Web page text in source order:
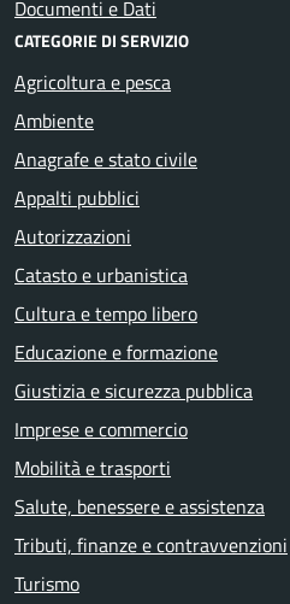
Documenti e Dati
CATEGORIE DI SERVIZIO
Agricoltura e pesca
Ambiente
Anagrafe e stato civile
Appalti pubblici
Autorizzazioni
Catasto e urbanistica
Cultura e tempo libero
Educazione e formazione
Giustizia e sicurezza pubblica
Imprese e commercio
Mobilità e trasporti
Salute, benessere e assistenza
Tributi, finanze e contravvenzioni
Turismo